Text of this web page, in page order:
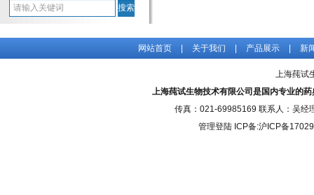
网站首页 关于我们 产品展示 新
上海莼试
上海莼试生物技术有限公司是国内专业的
传真：021-69985169 联系人：吴经
管理登陆 ICP备:沪ICP备